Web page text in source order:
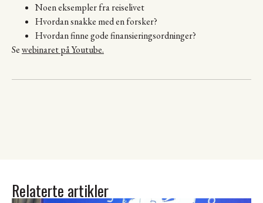
Noen eksempler fra reiselivet
Hvordan snakke med en forsker?
Hvordan finne gode finansieringsordninger?
Sewebinaret på Youtube.
Relaterte artikler